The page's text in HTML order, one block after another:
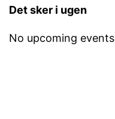
Det sker i ugen
No upcoming events